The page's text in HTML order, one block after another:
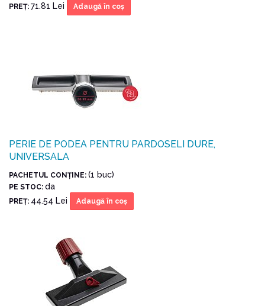
PREŢ: 71.81 Lei Adaugă în coş
PERIE DE PODEA PENTRU PARDOSELI DURE,
UNIVERSALA
PACHETUL CONŢINE: (1 buc)
PE STOC: da
PREŢ: 44.54 Lei Adaugă în coş